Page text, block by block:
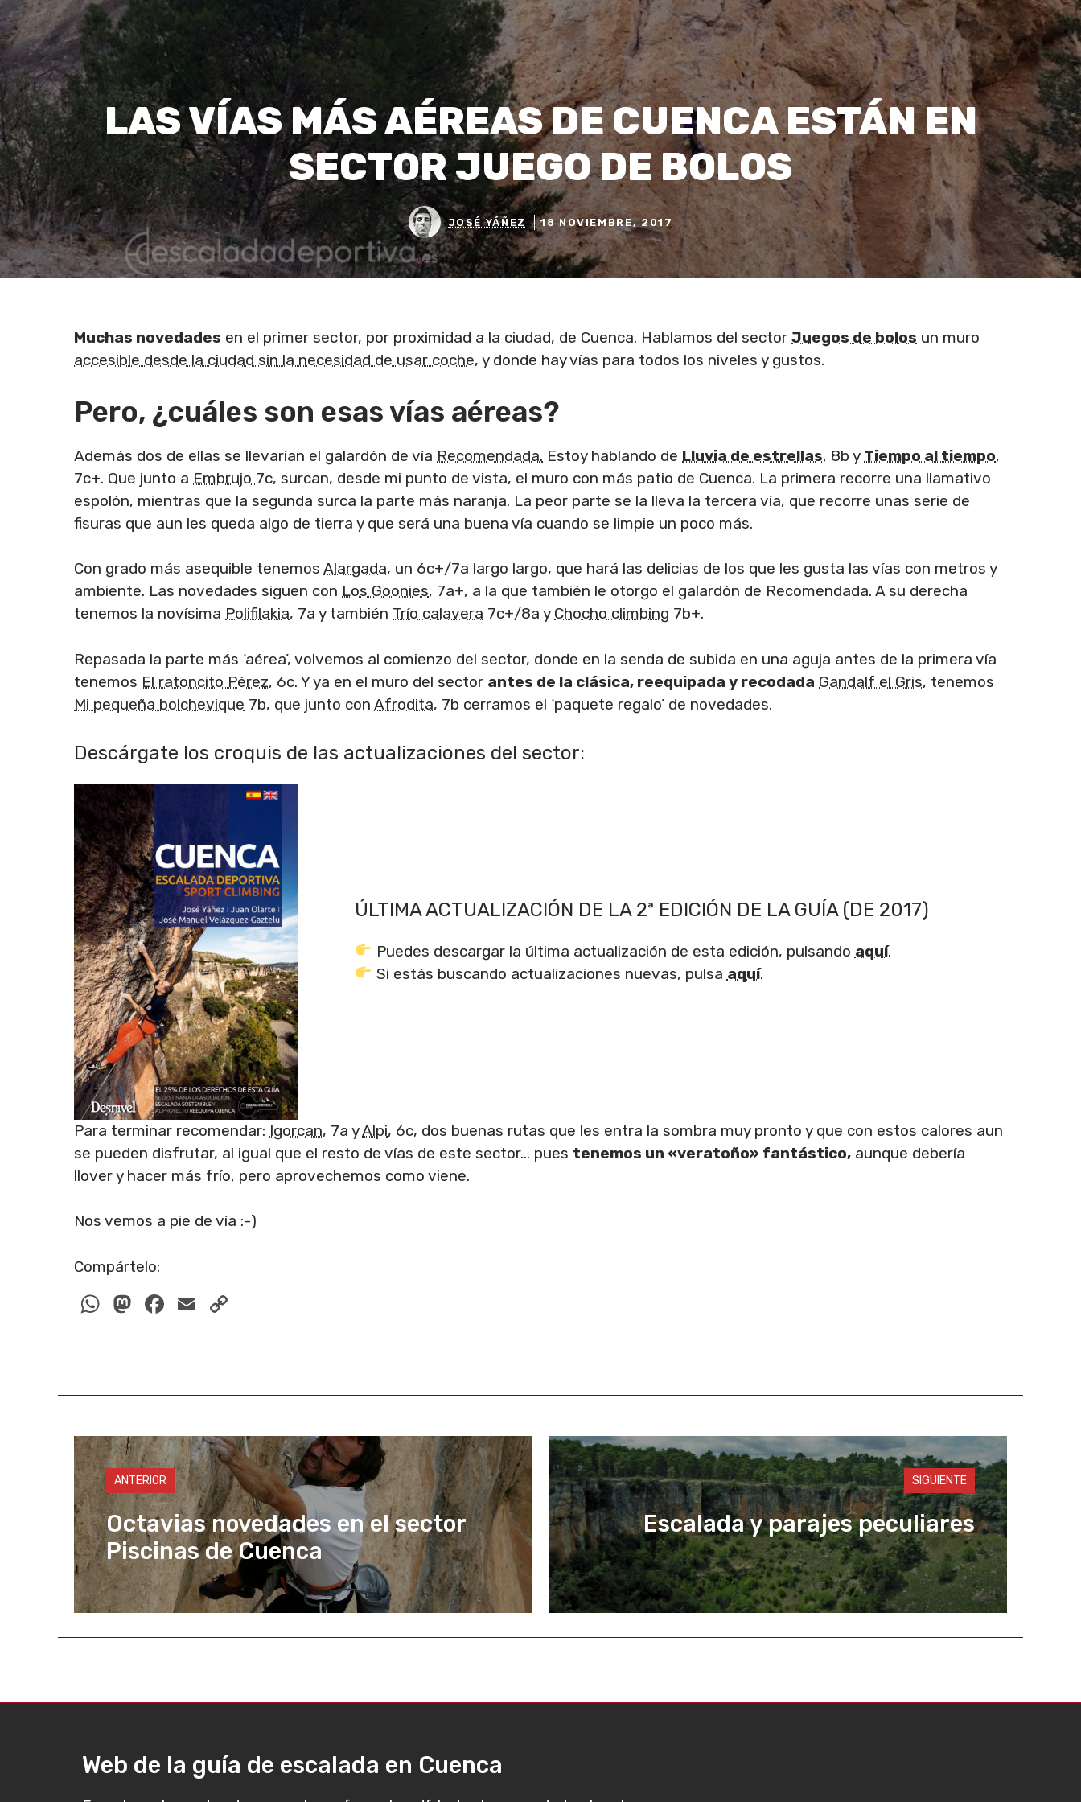
LAS VÍAS MÁS AÉREAS DE CUENCA ESTÁN EN
SECTOR JUEGO DE BOLOS
JOSÉ YÁÑEZ 18 NOVIEMBRE, 2017
Muchas novedades en el primer sector, por proximidad a la ciudad, de Cuenca. Hablamos del sector Juegos de bolos un muro
accesible desde la ciudad sin la necesidad de usar coche, y donde hay vías para todos los niveles y gustos.
Pero, ¿cuáles son esas vías aéreas?
Además dos de ellas se llevarían el galardón de vía Recomendada. Estoy hablando de Lluvia de estrellas, 8b y Tiempo al tiempo,
7c+. Que junto a Embrujo 7c, surcan, desde mi punto de vista, el muro con más patio de Cuenca. La primera recorre una llamativo
espolón, mientras que la segunda surca la parte más naranja. La peor parte se la lleva la tercera vía, que recorre unas serie de
fisuras que aun les queda algo de tierra y que será una buena vía cuando se limpie un poco más.
Con grado más asequible tenemos Alargada, un 6c+/7a largo largo, que hará las delicias de los que les gusta las vías con metros y
ambiente. Las novedades siguen con Los Goonies, 7a+, a la que también le otorgo el galardón de Recomendada. A su derecha
tenemos la novísima Polifilakia, 7a y también Trío calavera 7c+/8a y Chocho climbing 7b+.
Repasada la parte más ‘aérea’, volvemos al comienzo del sector, donde en la senda de subida en una aguja antes de la primera vía
tenemos El ratoncito Pérez, 6c. Y ya en el muro del sector antes de la clásica, reequipada y recodada Gandalf el Gris, tenemos
Mi pequeña bolchevique 7b, que junto con Afrodita, 7b cerramos el ‘paquete regalo’ de novedades.
Descárgate los croquis de las actualizaciones del sector:
ÚLTIMA ACTUALIZACIÓN DE LA 2ª EDICIÓN DE LA GUÍA (DE 2017)
Puedes descargar la última actualización de esta edición, pulsando aquí.
Si estás buscando actualizaciones nuevas, pulsa aquí.
Para terminar recomendar: Igorcan, 7a yAlpi, 6c, dos buenas rutas que les entra la sombra muy pronto y que con estos calores aun
se pueden disfrutar, al igual que el resto de vías de este sector… pues tenemos un «veratoño» fantástico, aunque debería
llover y hacer más frío, pero aprovechemos como viene.
Nos vemos a pie de vía :-)
Compártelo:
W
p
p
M
o
n
F
o
o
k
E
n
k
ANTERIOR
Octavias novedades en el sector
Piscinas de Cuenca
SIGUIENTE
Escalada y parajes peculiares
Web de la guía de escalada en Cuenca